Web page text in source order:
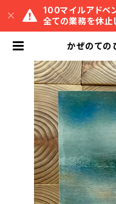
100マイルアドベ
全ての業務を休止
かぜのて